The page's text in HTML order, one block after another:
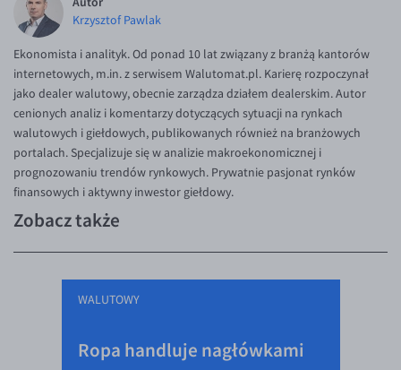
Krzysztof Pawlak
Ekonomista i analityk. Od ponad 10 lat związany z branżą kantorów
internetowych, m.in. z serwisem Walutomat.pl. Karierę rozpoczynał
jako dealer walutowy, obecnie zarządza działem dealerskim. Autor
cenionych analiz i komentarzy dotyczących sytuacji na rynkach
walutowych i giełdowych, publikowanych również na branżowych
portalach. Specjalizuje się w analizie makroekonomicznej i
prognozowaniu trendów rynkowych. Prywatnie pasjonat rynków
finansowych i aktywny inwestor giełdowy.
Zobacz także
WALUTOWY
Ropa handluje nagłówkami